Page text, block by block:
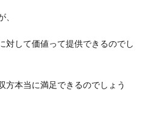
対して価値って提供できるのでし
方本当に満足できるのでしょう